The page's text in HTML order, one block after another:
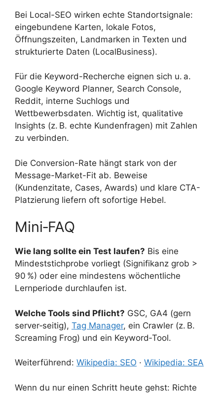
Bei Local-SEO wirken echte Standortsignale:
eingebundene Karten, lokale Fotos,
Öffnungszeiten, Landmarken in Texten und
strukturierte Daten (LocalBusiness).
Für die Keyword-Recherche eignen sich u. a.
Google Keyword Planner, Search Console,
Reddit, interne Suchlogs und
Wettbewerbsdaten. Wichtig ist, qualitative
Insights (z. B. echte Kundenfragen) mit Zahlen
zu verbinden.
Die Conversion-Rate hängt stark von der
Message-Market-Fit ab. Beweise
(Kundenzitate, Cases, Awards) und klare CTA-
Platzierung liefern oft sofortige Hebel.
Mini‑FAQ
Wie lang sollte ein Test laufen? Bis eine
Mindeststichprobe vorliegt (Signifikanz grob >
90 %) oder eine mindestens wöchentliche
Lernperiode durchlaufen ist.
Welche Tools sind Pflicht? GSC, GA4 (gern
server‑seitig), Tag Manager, ein Crawler (z. B.
Screaming Frog) und ein Keyword‑Tool.
Weiterführend: Wikipedia: SEO · Wikipedia: SEA
Wenn du nur einen Schritt heute gehst: Richte